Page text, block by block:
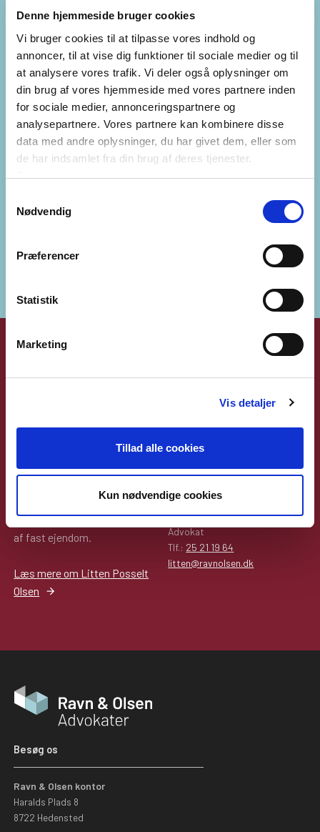
Denne hjemmeside bruger cookies
Vi bruger cookies til at tilpasse vores indhold og
annoncer, til at vise dig funktioner til sociale medier og til
at analysere vores trafik. Vi deler også oplysninger om
din brug af vores hjemmeside med vores partnere inden
for sociale medier, annonceringspartnere og
analysepartnere. Vores partnere kan kombinere disse
data med andre oplysninger, du har givet dem, eller som
de har indsamlet fra din brug af deres tjenester.
Se mere
Nødvendig
Præferencer
Statistik
Marketing
Vis detaljer
Tillad alle cookies
Kun nødvendige cookies
check
Søg evt. råd fra en personskade advokat, inden du indgår
forlig med forsikringsselskabet
Ofte stillede spørgsmål om erstatning for svie og
smerte
add
Hvor meget kan man få i erstatning for svie og
add
Universitet i 2005. Hun har
særligt speciale indenfor
forsikrings- og
beskæftiger sig også med
bolighandler og overdragelse
af fast ejendom.
Læs mere om Litten Posselt
Olsen
Advokat
Tlf.: 25 21 19 64
litten@ravnolsen.dk
Besøg os
Ravn & Olsen kontor
Haralds Plads 8
8722 Hedensted